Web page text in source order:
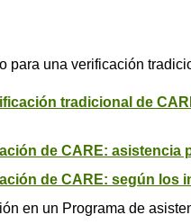
una verificación
tradicional de
de CARE: asistencia
de CARE: según los
en un Programa de